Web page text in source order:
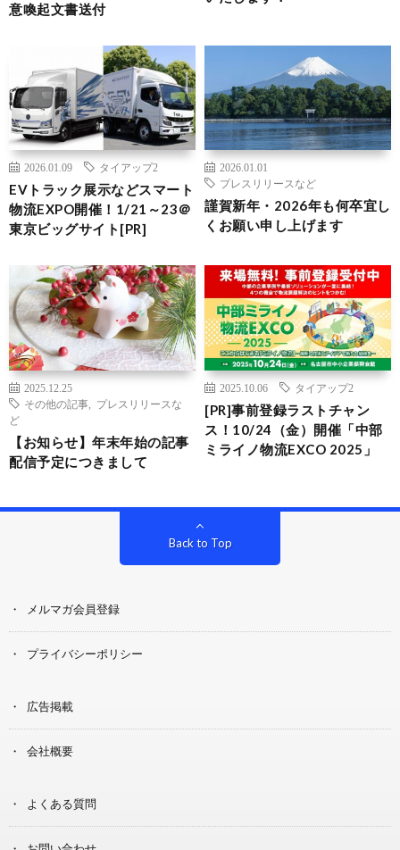
意喚起文書送付
2026.01.09 タイアップ2
EVトラック展示などスマート
物流EXPO開催！1/21～23＠
東京ビッグサイト[PR]
2026.01.01
プレスリリースなど
謹賀新年・2026年も何卒宜し
くお願い申し上げます
2025.12.25
その他の記事
プレスリリースな
ど
【お知らせ】年末年始の記事
配信予定につきまして
2025.10.06 タイアップ2
[PR]事前登録ラストチャン
ス！10/24（金）開催「中部
ミライノ物流EXCO 2025」
Back to Top
メルマガ会員登録
プライバシーポリシー
広告掲載
会社概要
よくある質問